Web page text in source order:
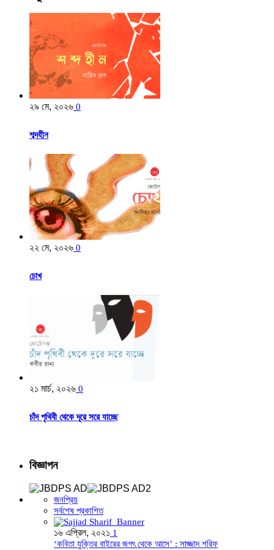
২৯ মে, ২০২৬ 0
শব্দহীন
২২ মে, ২০২৬ 0
চোখ
২১ মার্চ, ২০২৬ 0
চাঁদ পৃথিবী থেকে দূরে সরে যাচ্ছে
বিজ্ঞাপন
জনপ্রিয়
সর্বশেষ প্রকাশিত
১৬ এপ্রিল, ২০২১ 1
‘কবিতা যুক্তির বাইরের জগৎ থেকে আসে’ : সাজ্জাদ শরিফ